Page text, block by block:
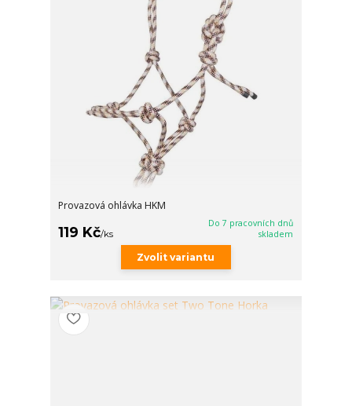
Provazová ohlávka HKM
119 Kč/ks
Do 7 pracovních dnů
skladem
Zvolit variantu